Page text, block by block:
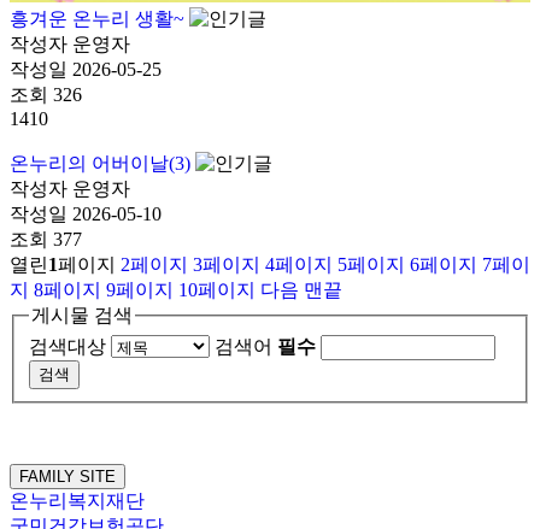
흥겨운 온누리 생활~
작성자 운영자
작성일 2026-05-25
조회 326
1410
온누리의 어버이날(3)
작성자 운영자
작성일 2026-05-10
조회 377
열린1페이지 2페이지 3페이지 4페이지 5페이지 6페이지 7페이
지 8페이지 9페이지 10페이지 다음 맨끝
게시물 검색
검색대상
검색어 필수
FAMILY SITE
온누리복지재단